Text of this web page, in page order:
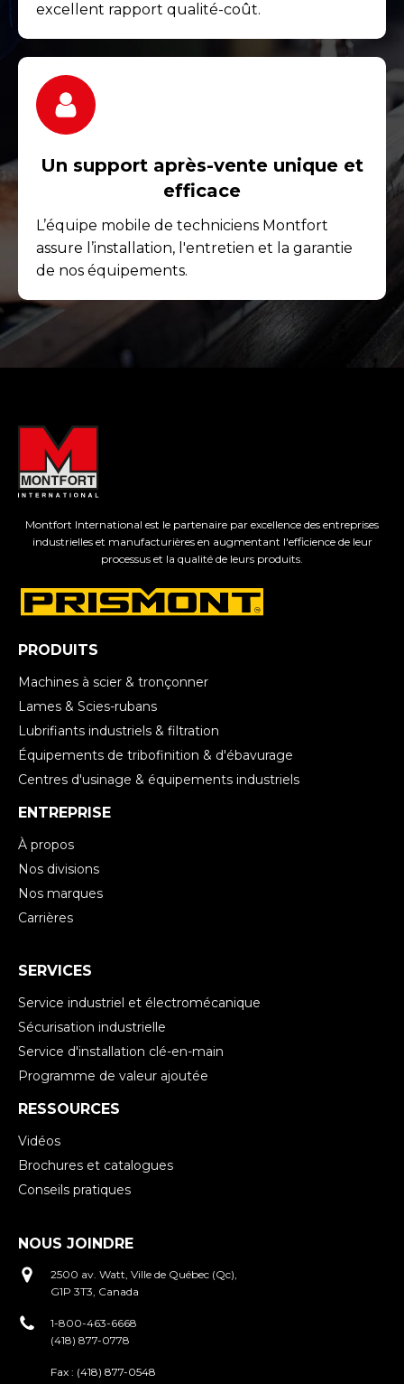
excellent rapport qualité-coût.
Un support après-vente unique et
efficace
L’équipe mobile de techniciens Montfort
assure l’installation, l'entretien et la garantie
de nos équipements.
Montfort International est le partenaire par excellence des entreprises
industrielles et manufacturières en augmentant l'efficience de leur
processus et la qualité de leurs produits.
PRODUITS
Machines à scier & tronçonner
Lames & Scies-rubans
Lubrifiants industriels & filtration
Équipements de tribofinition & d'ébavurage
Centres d'usinage & équipements industriels
ENTREPRISE
À propos
Nos divisions
Nos marques
Carrières
SERVICES
Service industriel et électromécanique
Sécurisation industrielle
Service d'installation clé-en-main
Programme de valeur ajoutée
RESSOURCES
Vidéos
Brochures et catalogues
Conseils pratiques
NOUS JOINDRE
2500 av. Watt, Ville de Québec (Qc),
G1P 3T3, Canada
1-800-463-6668
(418) 877-0778
Fax : (418) 877-0548